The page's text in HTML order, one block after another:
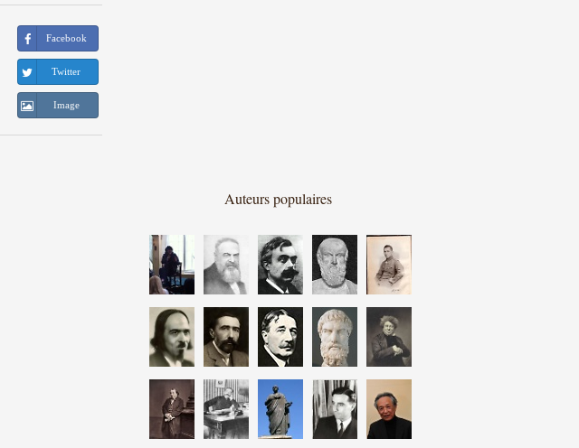
Facebook
Twitter
Image
Auteurs populaires